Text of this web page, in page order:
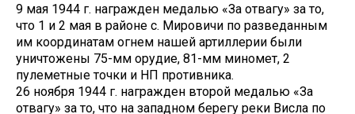
9 мая 1944 г. награжден медалью «За отвагу» за то,
что 1 и 2 мая в районе с. Мировичи по разведанным
им координатам огнем нашей артиллерии были
уничтожены 75-мм орудие, 81-мм миномет, 2
пулеметные точки и НП противника.
26 ноября 1944 г. награжден второй медалью «За
отвагу» за то, что на западном берегу реки Висла по